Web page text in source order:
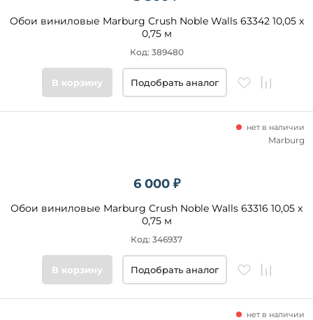
Обои виниловые Marburg Crush Noble Walls 63342 10,05 x
0,75 м
Код: 389480
В корзину Подобрать аналог
6 000 ₽
Обои виниловые Marburg Crush Noble Walls 63316 10,05 x
0,75 м
нет в наличии
Код: 346937
Marburg
В корзину Подобрать аналог
нет в наличии